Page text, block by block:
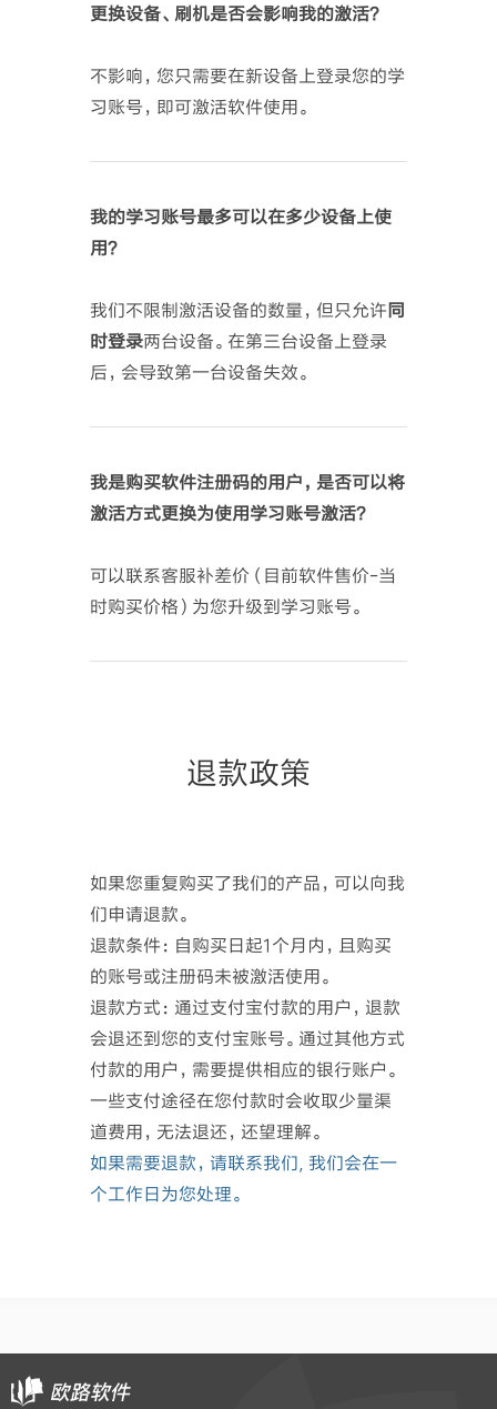
更换设备、刷机是否会影响我的激活？
不影响，您只需要在新设备上登录您的学
习账号，即可激活软件使用。
我的学习账号最多可以在多少设备上使
用？
我们不限制激活设备的数量，但只允许同
时登录两台设备。在第三台设备上登录
后，会导致第一台设备失效。
我是购买软件注册码的用户，是否可以将
激活方式更换为使用学习账号激活？
可以联系客服补差价（目前软件售价-当
时购买价格）为您升级到学习账号。
退款政策
如果您重复购买了我们的产品，可以向我
们申请退款。
退款条件：自购买日起1个月内，且购买
的账号或注册码未被激活使用。
退款方式：通过支付宝付款的用户，退款
会退还到您的支付宝账号。通过其他方式
付款的用户，需要提供相应的银行账户。
一些支付途径在您付款时会收取少量渠
道费用，无法退还，还望理解。
如果需要退款，请联系我们, 我们会在一
个工作日为您处理。